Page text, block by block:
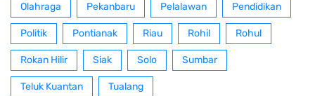
Olahraga Pekanbaru Pelalawan Pendidikan
Politik Pontianak Riau Rohil Rohul
Rokan Hilir Siak Solo Sumbar
Teluk Kuantan Tualang